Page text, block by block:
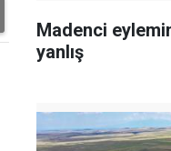
Madenci
yanlış